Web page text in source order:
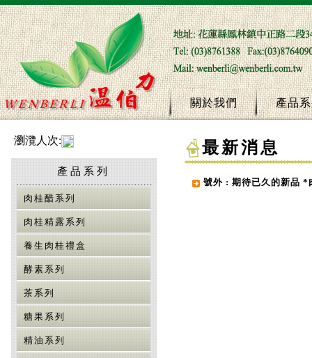
關於我們 產品
瀏灠人次:
產品系列
肉桂醋系列
肉桂精露系列
養生肉桂禮盒
酵素系列
茶系列
糖果系列
精油系列
最新消息
號外 : 期待已久的新品